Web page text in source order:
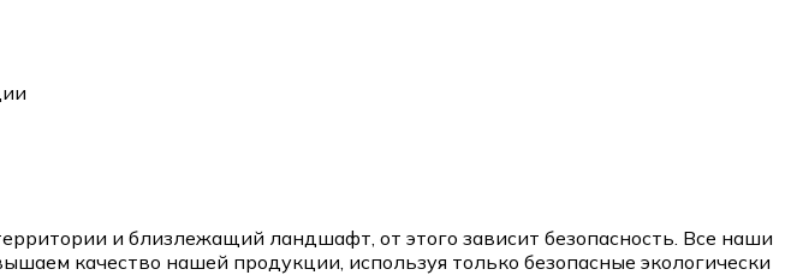
и близлежащий ландшафт, от этого зависит безопасность. Все наши
качество нашей продукции, используя только безопасные экологически